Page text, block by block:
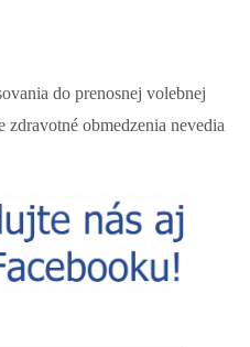
do prenosnej volebnej
zdravotné obmedzenia nevedia